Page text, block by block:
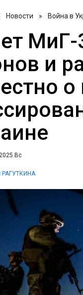
Новости » Война в
МиГ-
и
о
Вс
РАГУТКИНА